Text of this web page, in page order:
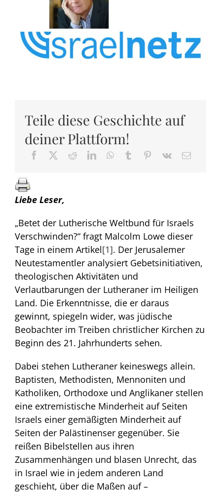
Teile diese Geschichte auf
deiner Plattform!
Liebe Leser,
„Betet der Lutherische Weltbund für Israels
Verschwinden?“ fragt Malcolm Lowe dieser
Tage in einem Artikel[1]. Der Jerusalemer
Neutestamentler analysiert Gebetsinitiativen,
theologischen Aktivitäten und
Verlautbarungen der Lutheraner im Heiligen
Land. Die Erkenntnisse, die er daraus
gewinnt, spiegeln wider, was jüdische
Beobachter im Treiben christlicher Kirchen zu
Beginn des 21. Jahrhunderts sehen.
Dabei stehen Lutheraner keineswegs allein.
Baptisten, Methodisten, Mennoniten und
Katholiken, Orthodoxe und Anglikaner stellen
eine extremistische Minderheit auf Seiten
Israels einer gemäßigten Minderheit auf
Seiten der Palästinenser gegenüber. Sie
reißen Bibelstellen aus ihren
Zusammenhängen und blasen Unrecht, das
in Israel wie in jedem anderen Land
geschieht, über die Maßen auf –